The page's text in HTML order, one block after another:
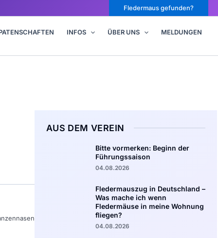
Fledermaus gefunden?
INFOS ÜBER UNS MELDUNGEN
AUS DEM VEREIN
Bitte vormerken: Beginn der
Führungssaison
04.08.2026
Fledermauszug in Deutschland –
Was mache ich wenn
Fledermäuse in meine Wohnung
fliegen?
04.08.2026